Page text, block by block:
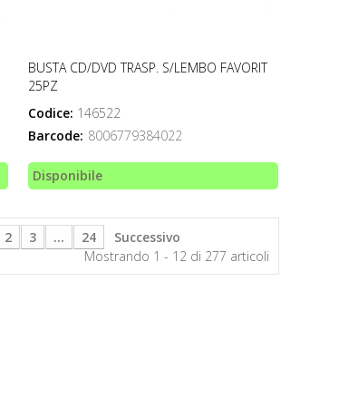
BUSTA CD/DVD TRASP. S/LEMBO FAVORIT
25PZ
Codice: 146522
Barcode: 8006779384022
Disponibile
2 3 ... 24
Successivo
Mostrando 1 - 12 di 277 articoli